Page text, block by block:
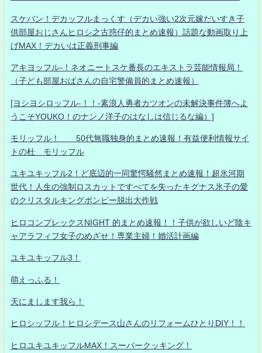
スケバン！デカッフルまっくす（デカい強い2次元嫁だいすき子
供部屋おじさんヒロシ之古惑仔的まとめ速報）話題な動画取り上
げMAX！デカいは正義刑事編
アキヨッフル-！ネオニートスケ番長のエキストラ芸能情報局！
（子ども部屋おばさんの自宅警備員的まとめ速報）
[ヨシヨシロッフル-！！-素浪人勇者カツオンの未解決事件簿へよ
うこそYOUKO！のナンノ洋子のはなしは信じるな編）]
モリッフル！ 50代無職独身的まとめ速報！有益便利情報サイ
トの杜 モリッフル
ユキユキッフル2！ど底辺的一同驚愕騒然まとめ速報！超氷河期
世代！人生の強制ロスカットですべてを失ったキグナス氷子の愛
のクリスタルキングボンビー脱出大作戦
ヒロコンプレックスNIGHT 的まとめ速報！！子供が欲しいど陰キ
ャアラフィフ女子のめざせ！専業主婦！婚活計画編
ユキユキッフル3！
萌えっふる！
天にまします我ら！
ヒロシッフル！ヒロシデース山さんのリフォームひとりDIY！！
ヒロユキユキッフルMAX！スーパークッキング！